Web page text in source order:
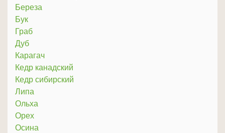
Береза
Бук
Граб
Дуб
Карагач
Кедр канадский
Кедр сибирский
Липа
Ольха
Орех
Осина